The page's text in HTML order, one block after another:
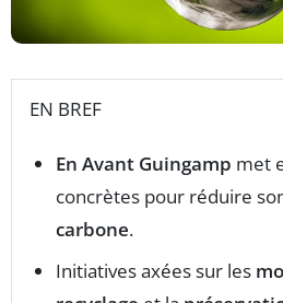
EN BREF
En Avant Guingamp met
concrètes pour réduire
carbone.
Initiatives axées sur les